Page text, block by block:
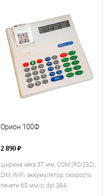
Орион 100Ф
2 890 ₽
ширина чека 57 мм; COM (RS-232);
SIM; WiFi; аккумулятор; скорость
печати 60 мм/с; dpi 384;